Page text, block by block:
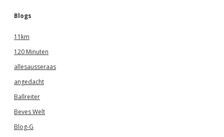
Blogs
11km
120 Minuten
allesausseraas
angedacht
Ballreiter
Beves Welt
Blog-G